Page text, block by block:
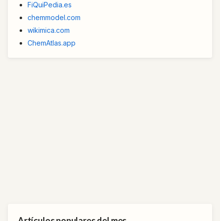
FiQuiPedia.es
chemmodel.com
wikimica.com
ChemAtlas.app